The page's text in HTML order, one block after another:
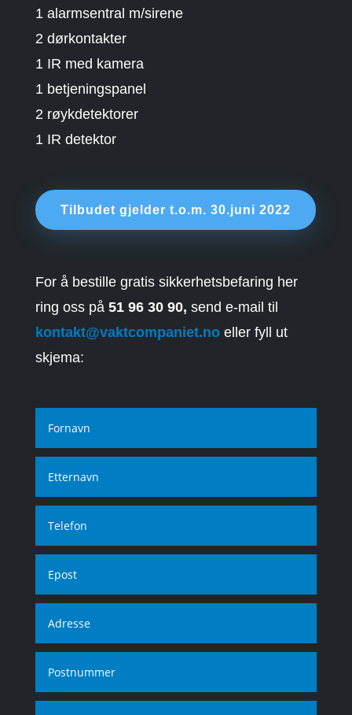
1 alarmsentral m/sirene
2 dørkontakter
1 IR med kamera
1 betjeningspanel
2 røykdetektorer
1 IR detektor
Tilbudet gjelder t.o.m. 30.juni 2022
For å bestille gratis sikkerhetsbefaring her
ring oss på 51 96 30 90, send e-mail til
kontakt@vaktcompaniet.noeller fyll ut
skjema: